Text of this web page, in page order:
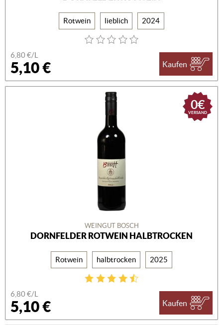
Rotwein lieblich 2024
6,80 €/L
5,10 € Kaufen
0€
VERSAND
WEINGUT BOSCH
DORNFELDER ROTWEIN HALBTROCKEN
Rotwein halbtrocken 2025
6,80 €/L
5,10 € Kaufen